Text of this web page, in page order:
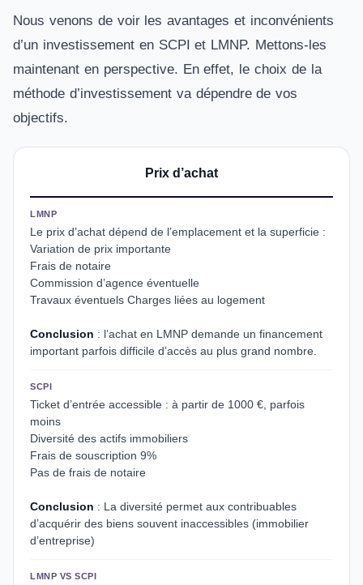
Nous venons de voir les avantages et inconvénients
d’un investissement en SCPI et LMNP. Mettons-les
maintenant en perspective. En effet, le choix de la
méthode d’investissement va dépendre de vos
objectifs.
Prix d’achat
LMNP
Le prix d’achat dépend de l’emplacement et la superficie :
Variation de prix importante
Frais de notaire
Commission d’agence éventuelle
Travaux éventuels Charges liées au logement
Conclusion : l’achat en LMNP demande un financement
important parfois difficile d’accès au plus grand nombre.
SCPI
Ticket d’entrée accessible : à partir de 1000 €, parfois
moins
Diversité des actifs immobiliers
Frais de souscription 9%
Pas de frais de notaire
Conclusion : La diversité permet aux contribuables
d’acquérir des biens souvent inaccessibles (immobilier
d’entreprise)
LMNP VS SCPI